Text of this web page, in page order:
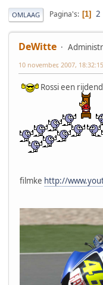
OMLAAG Pagina's 1 2
DeWitte
10 november, 2007, 18:32:15
Rossi een
filmke http://